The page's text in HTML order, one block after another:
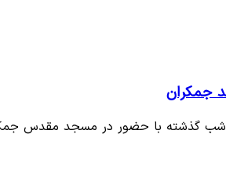
جمکران
شب گذشته با حضور در مسجد مقدس